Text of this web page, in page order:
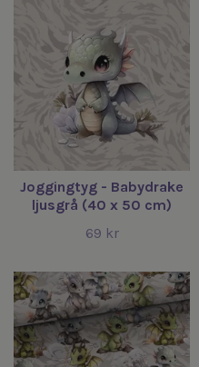
Joggingtyg - Babydrake
ljusgrå (40 x 50 cm)
69 kr